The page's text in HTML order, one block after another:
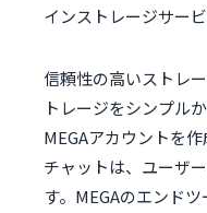
インストレージサービ
信頼性の高いストレ
トレージをシンプル
MEGAアカウントを
チャットは、ユーザ
す。MEGAのエンド